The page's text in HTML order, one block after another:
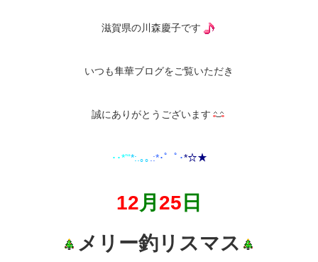
滋賀県の川森慶子です
いつも隼華ブログをご覧いただき
誠にありがとうございます
･･*’“*:.｡｡ .:*･゜ﾟ･*☆★
12月 25 日
メリー釣リスマス